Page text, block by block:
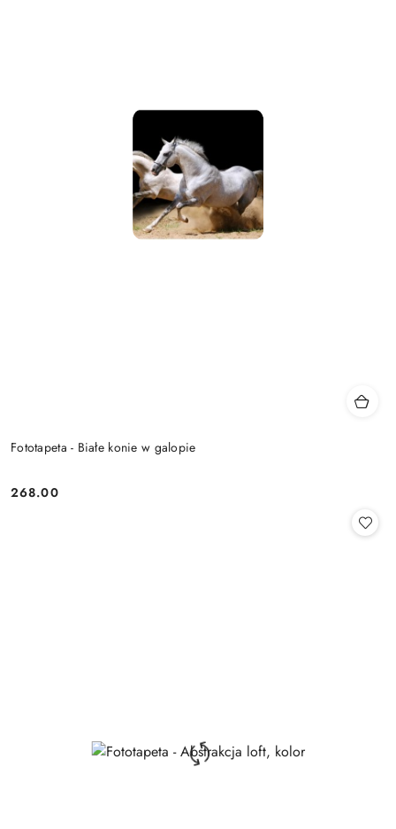
Fototapeta - Białe konie w galopie
Cena:
268.00